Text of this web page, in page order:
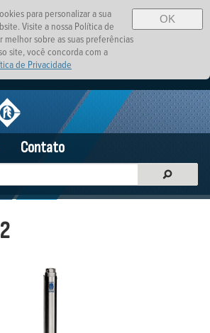
OK
para personalizar a sua
Visite a nossa Política de
sobre as suas preferências
site, você concorda com a
de Privacidade
Contato